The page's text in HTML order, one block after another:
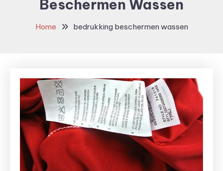
Beschermen Wassen
Home bedrukking beschermen wassen